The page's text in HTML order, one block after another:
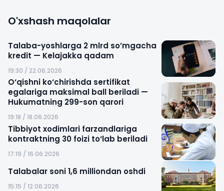
O'xshash maqolalar
Talaba-yoshlarga 2 mlrd so’mgacha
kredit — Kelajakka qadam
19:30 / 22.06.2026
O‘qishni ko‘chirishda sertifikat
egalariga maksimal ball beriladi —
Hukumatning 299-son qarori
19:18 / 18.06.2026
Tibbiyot xodimlari farzandlariga
kontraktning 30 foizi to‘lab beriladi
17:19 / 16.06.2026
Talabalar soni 1,6 milliondan oshdi
15:15 / 12.06.2026